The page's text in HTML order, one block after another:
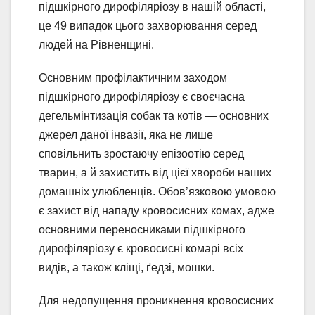
підшкірного дирофіляріозу в нашій області,
це 49 випадок цього захворювання серед
людей на Рівненщині.
Основним профілактичним заходом
підшкірного дирофіляріозу є своєчасна
дегельмінтизація собак та котів — основних
джерел даної інвазії, яка не лише
сповільнить зростаючу епізоотію серед
тварин, а й захистить від цієї хвороби наших
домашніх улюбленців. Обов’язковою умовою
є захист від нападу кровосисних комах, адже
основними переносниками підшкірного
дирофіляріозу є кровосисні комарі всіх
видів, а також кліщі, ґедзі, мошки.
Для недопущення проникнення кровосисних